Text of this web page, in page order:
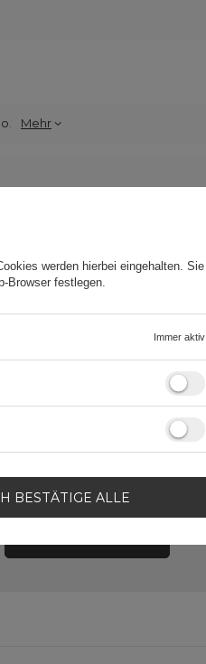
Mehr
werden hierbei eingehalten. Sie
Browser festlegen.
Immer aktiv
BESTÄTIGE ALLE